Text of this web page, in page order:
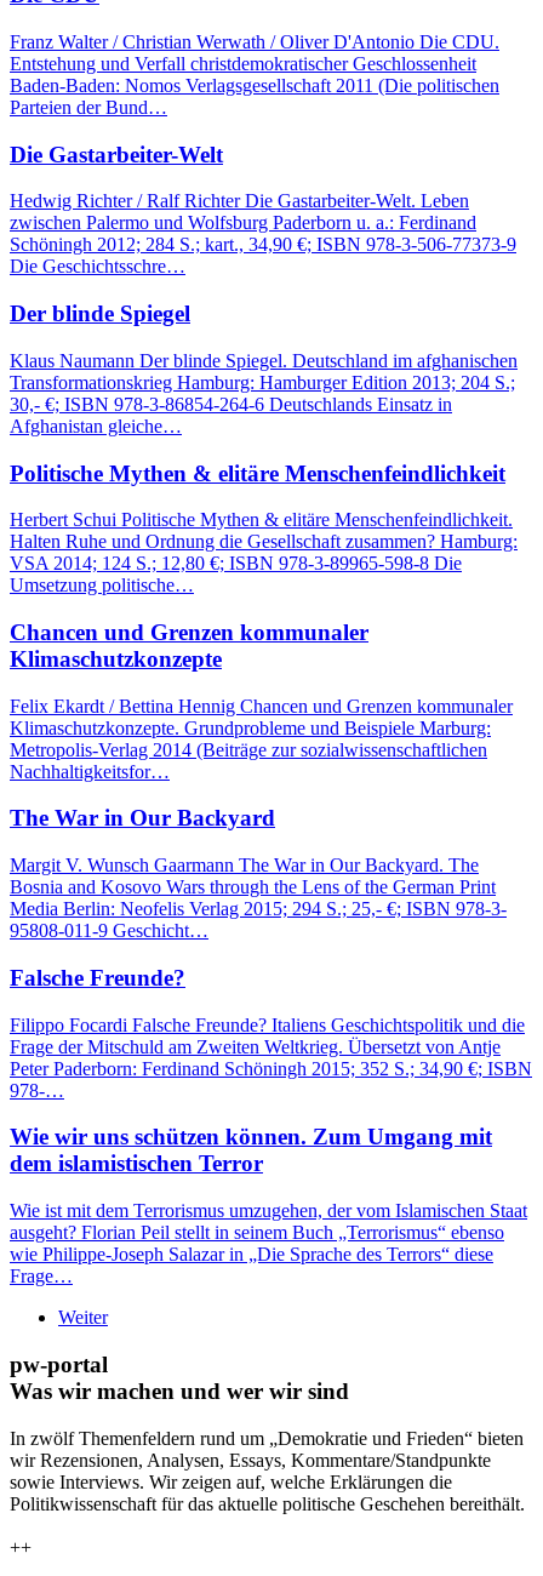
Franz Walter / Christian Werwath / Oliver D'Antonio Die CDU.
Entstehung und Verfall christdemokratischer Geschlossenheit
Baden-Baden: Nomos Verlagsgesellschaft 2011 (Die politischen
Parteien der Bund…
Die Gastarbeiter-Welt
Hedwig Richter / Ralf Richter Die Gastarbeiter-Welt. Leben
zwischen Palermo und Wolfsburg Paderborn u. a.: Ferdinand
Schöningh 2012; 284 S.; kart., 34,90 €; ISBN 978-3-506-77373-9
Die Geschichtsschre…
Der blinde Spiegel
Klaus Naumann Der blinde Spiegel. Deutschland im afghanischen
Transformationskrieg Hamburg: Hamburger Edition 2013; 204 S.;
30,- €; ISBN 978-3-86854-264-6 Deutschlands Einsatz in
Afghanistan gleiche…
Politische Mythen & elitäre Menschenfeindlichkeit
Herbert Schui Politische Mythen & elitäre Menschenfeindlichkeit.
Halten Ruhe und Ordnung die Gesellschaft zusammen? Hamburg:
VSA 2014; 124 S.; 12,80 €; ISBN 978-3-89965-598-8 Die
Umsetzung politische…
Chancen und Grenzen kommunaler
Klimaschutzkonzepte
Felix Ekardt / Bettina Hennig Chancen und Grenzen kommunaler
Klimaschutzkonzepte. Grundprobleme und Beispiele Marburg:
Metropolis-Verlag 2014 (Beiträge zur sozialwissenschaftlichen
Nachhaltigkeitsfor…
The War in Our Backyard
Margit V. Wunsch Gaarmann The War in Our Backyard. The
Bosnia and Kosovo Wars through the Lens of the German Print
Media Berlin: Neofelis Verlag 2015; 294 S.; 25,- €; ISBN 978-3-
95808-011-9 Geschicht…
Falsche Freunde?
Filippo Focardi Falsche Freunde? Italiens Geschichtspolitik und die
Frage der Mitschuld am Zweiten Weltkrieg. Übersetzt von Antje
Peter Paderborn: Ferdinand Schöningh 2015; 352 S.; 34,90 €; ISBN
978-…
Wie wir uns schützen können. Zum Umgang mit
dem islamistischen Terror
Wie ist mit dem Terrorismus umzugehen, der vom Islamischen Staat
ausgeht? Florian Peil stellt in seinem Buch „Terrorismus“ ebenso
wie Philippe-Joseph Salazar in „Die Sprache des Terrors“ diese
Frage…
Weiter
pw-portal
Was wir machen und wer wir sind
In zwölf Themenfeldern rund um „Demokratie und Frieden“ bieten
wir Rezensionen, Analysen, Essays, Kommentare/Standpunkte
sowie Interviews. Wir zeigen auf, welche Erklärungen die
Politikwissenschaft für das aktuelle politische Geschehen bereithält.
++